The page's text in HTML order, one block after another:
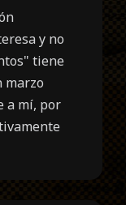
y no
tiene
marzo
a mí, por